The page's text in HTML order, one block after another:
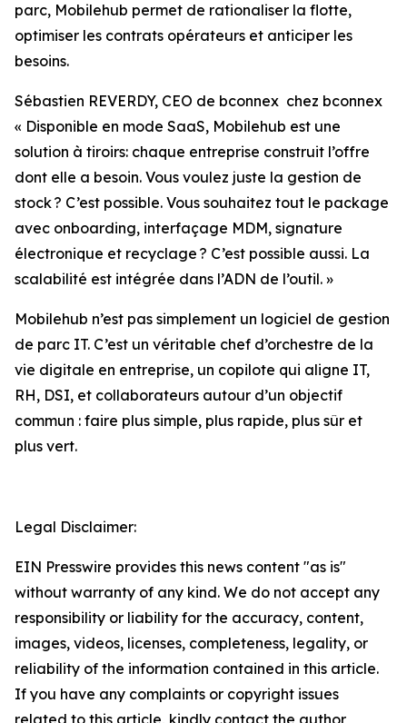
parc, Mobilehub permet de rationaliser la flotte,
optimiser les contrats opérateurs et anticiper les
besoins.
Sébastien REVERDY, CEO de bconnex chez bconnex
« Disponible en mode SaaS, Mobilehub est une
solution à tiroirs: chaque entreprise construit l’offre
dont elle a besoin. Vous voulez juste la gestion de
stock ? C’est possible. Vous souhaitez tout le package
avec onboarding, interfaçage MDM, signature
électronique et recyclage ? C’est possible aussi. La
scalabilité est intégrée dans l’ADN de l’outil. »
Mobilehub n’est pas simplement un logiciel de gestion
de parc IT. C’est un véritable chef d’orchestre de la
vie digitale en entreprise, un copilote qui aligne IT,
RH, DSI, et collaborateurs autour d’un objectif
commun : faire plus simple, plus rapide, plus sûr et
plus vert.
Legal Disclaimer:
EIN Presswire provides this news content "as is"
without warranty of any kind. We do not accept any
responsibility or liability for the accuracy, content,
images, videos, licenses, completeness, legality, or
reliability of the information contained in this article.
If you have any complaints or copyright issues
related to this article, kindly contact the author